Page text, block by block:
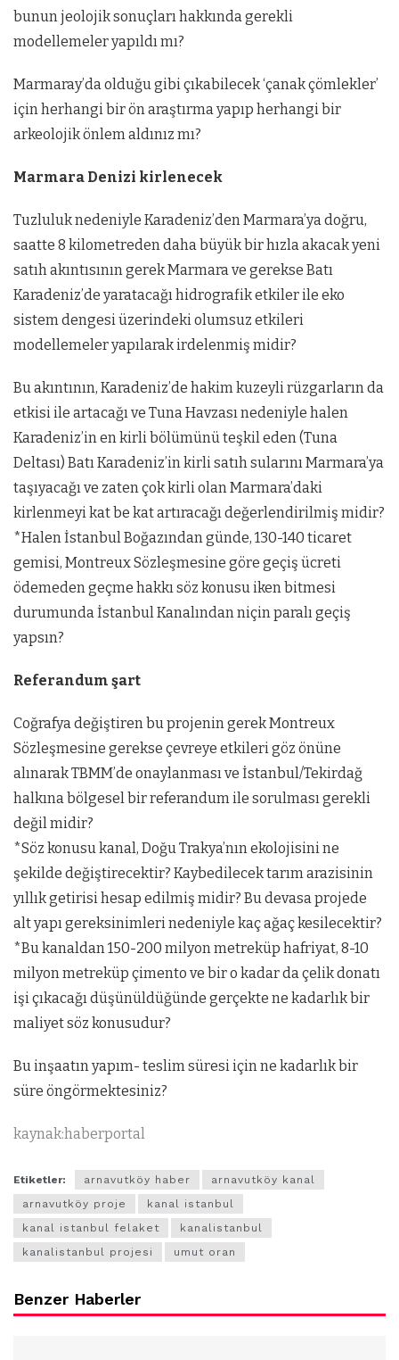
bunun jeolojik sonuçları hakkında gerekli
modellemeler yapıldı mı?
Marmaray’da olduğu gibi çıkabilecek ‘çanak çömlekler’
için herhangi bir ön araştırma yapıp herhangi bir
arkeolojik önlem aldınız mı?
Marmara Denizi kirlenecek
Tuzluluk nedeniyle Karadeniz’den Marmara’ya doğru,
saatte 8 kilometreden daha büyük bir hızla akacak yeni
satıh akıntısının gerek Marmara ve gerekse Batı
Karadeniz’de yaratacağı hidrografik etkiler ile eko
sistem dengesi üzerindeki olumsuz etkileri
modellemeler yapılarak irdelenmiş midir?
Bu akıntının, Karadeniz’de hakim kuzeyli rüzgarların da
etkisi ile artacağı ve Tuna Havzası nedeniyle halen
Karadeniz’in en kirli bölümünü teşkil eden (Tuna
Deltası) Batı Karadeniz’in kirli satıh sularını Marmara’ya
taşıyacağı ve zaten çok kirli olan Marmara’daki
kirlenmeyi kat be kat artıracağı değerlendirilmiş midir?
*Halen İstanbul Boğazından günde, 130-140 ticaret
gemisi, Montreux Sözleşmesine göre geçiş ücreti
ödemeden geçme hakkı söz konusu iken bitmesi
durumunda İstanbul Kanalından niçin paralı geçiş
yapsın?
Referandum şart
Coğrafya değiştiren bu projenin gerek Montreux
Sözleşmesine gerekse çevreye etkileri göz önüne
alınarak TBMM’de onaylanması ve İstanbul/Tekirdağ
halkına bölgesel bir referandum ile sorulması gerekli
değil midir?
*Söz konusu kanal, Doğu Trakya’nın ekolojisini ne
şekilde değiştirecektir? Kaybedilecek tarım arazisinin
yıllık getirisi hesap edilmiş midir? Bu devasa projede
alt yapı gereksinimleri nedeniyle kaç ağaç kesilecektir?
*Bu kanaldan 150-200 milyon metreküp hafriyat, 8-10
milyon metreküp çimento ve bir o kadar da çelik donatı
işi çıkacağı düşünüldüğünde gerçekte ne kadarlık bir
maliyet söz konusudur?
Bu inşaatın yapım- teslim süresi için ne kadarlık bir
süre öngörmektesiniz?
kaynak:haberportal
Etiketler: arnavutköy haber
arnavutköy kanal
arnavutköy proje
kanal istanbul
kanal istanbul felaket
kanalistanbul
kanalistanbul projesi
umut oran
Benzer Haberler